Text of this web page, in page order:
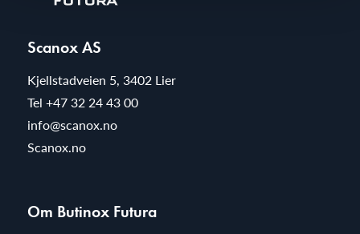
Scanox AS
Kjellstadveien 5, 3402 Lier
Tel +47 32 24 43 00
info@scanox.no
Scanox.no
Om Butinox Futura